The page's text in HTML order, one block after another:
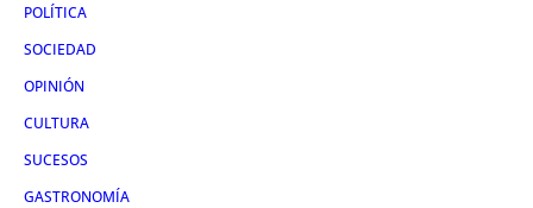
POLÍTICA
SOCIEDAD
OPINIÓN
CULTURA
SUCESOS
GASTRONOMÍA